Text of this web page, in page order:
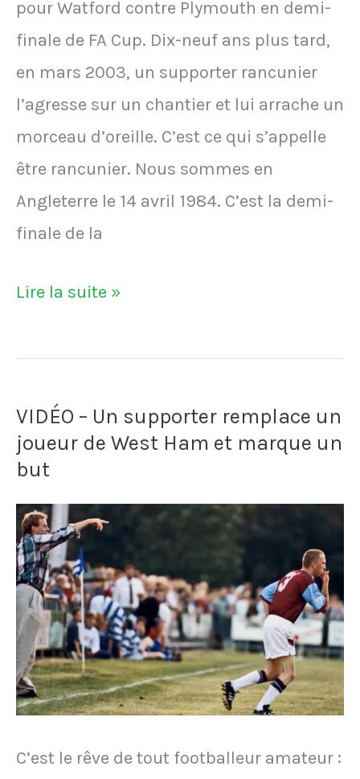
pour Watford contre Plymouth en demi-
finale de FA Cup. Dix-neuf ans plus tard,
en mars 2003, un supporter rancunier
l’agresse sur un chantier et lui arrache un
morceau d’oreille. C’est ce qui s’appelle
être rancunier. Nous sommes en
Angleterre le 14 avril 1984. C’est la demi-
finale de la
VIDÉO
Un
agressé
par
supporter
19
ans
après
un
match
Lire la suite »
VIDÉO – Un supporter remplace un
joueur de West Ham et marque un
but
C’est le rêve de tout footballeur amateur :